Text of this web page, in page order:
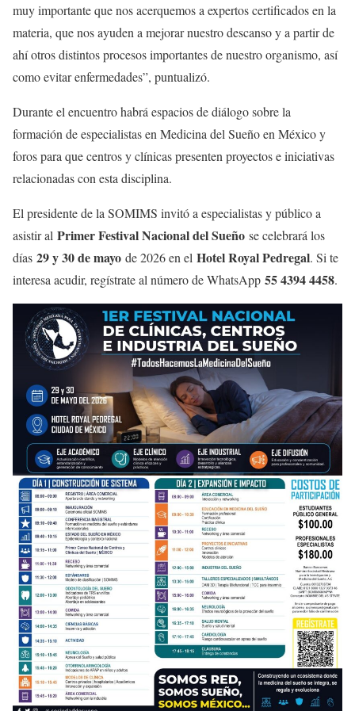
muy importante que nos acerquemos a expertos certificados en la
materia, que nos ayuden a mejorar nuestro descanso y a partir de
ahí otros distintos procesos importantes de nuestro organismo, así
como evitar enfermedades”, puntualizó.
Durante el encuentro habrá espacios de diálogo sobre la
formación de especialistas en Medicina del Sueño en México y
foros para que centros y clínicas presenten proyectos e iniciativas
relacionadas con esta disciplina.
El presidente de la SOMIMS invitó a especialistas y público a
asistir al Primer Festival Nacional del Sueño se celebrará los
días 29 y 30 de mayo de 2026 en el Hotel Royal Pedregal. Si te
interesa acudir, regístrate al número de WhatsApp 55 4394 4458.